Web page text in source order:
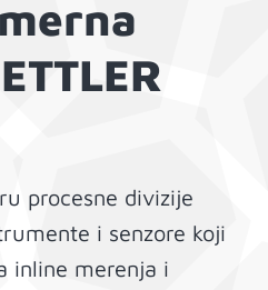
procesne divizije
i senzore koji
inline merenja i